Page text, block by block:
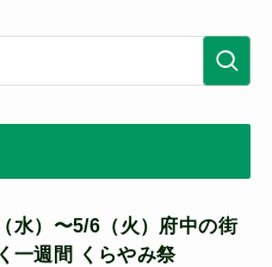
水）〜5/6（火）府中の街
一週間 くらやみ祭